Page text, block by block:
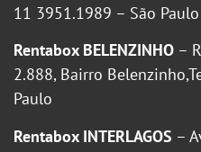
11 3951.1989 – São Paulo
Rentabox BELENZINHO –
2.888, Bairro
Paulo
Rentabox INTERLAGOS –